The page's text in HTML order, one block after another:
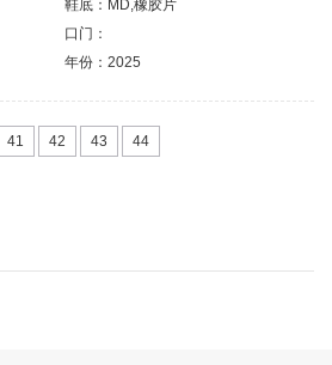
鞋底：MD,橡胶片
口门：
年份：2025
41 42 43 44